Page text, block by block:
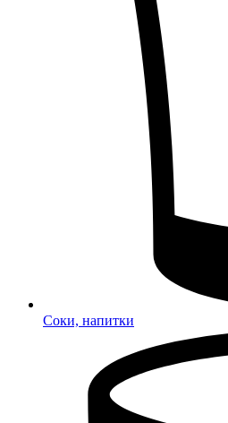
Соки, напитки